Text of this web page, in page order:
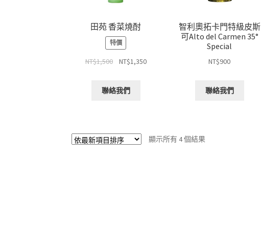
田苑 香菜燒酎
特價
NT$1,500 NT$1,350
聯絡我們
智利奧拓卡門特級皮斯
可Alto del Carmen 35°
Special
NT$900
聯絡我們
顯示所有 4 個結果